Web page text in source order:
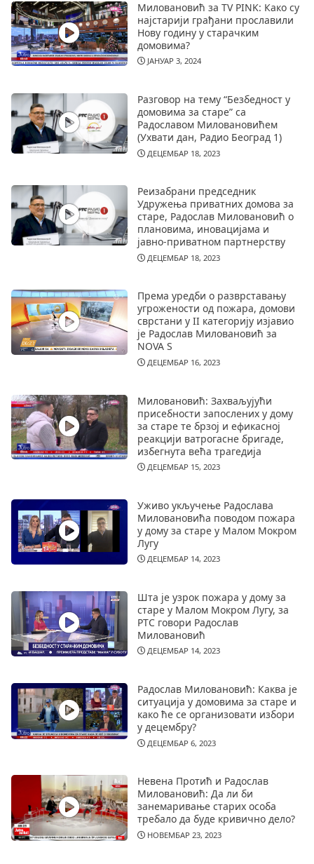
Миловановић за TV PINK: Како су
најстарији грађани прославили
Нову годину у старачким
домовима?
ЈАНУАР 3, 2024
Разговор на тему “Безбедност у
домовима за старе” са
Радославом Миловановићем
(Ухвати дан, Радио Београд 1)
ДЕЦЕМБАР 18, 2023
Реизабрани председник
Удружења приватних домова за
старе, Радослав Миловановић о
плановима, иновацијама и
јавно-приватном партнерству
ДЕЦЕМБАР 18, 2023
Према уредби о разврставању
угрожености од пожара, домови
сврстани у II категорију изјавио
је Радослав Миловановић за
NOVA S
ДЕЦЕМБАР 16, 2023
Миловановић: Захваљујући
присебности запослених у дому
за старе те брзој и ефикасној
реакцији ватрогасне бригаде,
избегнута већа трагедија
ДЕЦЕМБАР 15, 2023
Уживо укључење Радослава
Миловановића поводом пожара
у дому за старе у Малом Мокром
Лугу
ДЕЦЕМБАР 14, 2023
Шта је узрок пожара у дому за
старе у Малом Мокром Лугу, за
РТС говори Радослав
Миловановић
ДЕЦЕМБАР 14, 2023
Радослав Миловановић: Каква је
ситуација у домовима за старе и
како ће се организовати избори
у децембру?
ДЕЦЕМБАР 6, 2023
Невена Протић и Радослав
Миловановић: Да ли би
занемаривање старих особа
требало да буде кривично дело?
НОВЕМБАР 23, 2023